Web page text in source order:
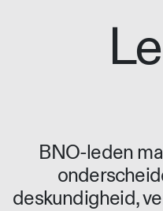
BNO-leden
deskundigheid,